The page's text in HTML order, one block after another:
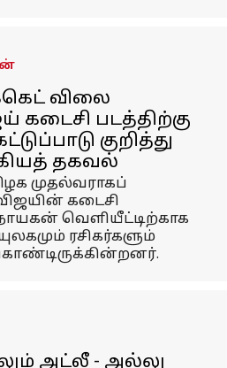
விலை
கடைசி படத்திற்கு
குறித்து
தகவல்
முதல்வராகப்
கடைசி
வெளியீட்டிற்காக
ரசிகர்களும்
அட்லீ - அல்லு